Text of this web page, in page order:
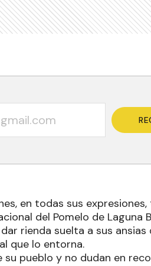
en todas sus
del Pomelo de Laguna
rienda suelta a sus ansias
que lo entorna.
pueblo y no dudan en